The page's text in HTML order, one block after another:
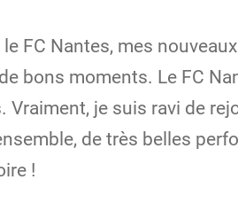
FC Nantes, mes
bons moments. Le FC
je suis ravi de
de très belles
!